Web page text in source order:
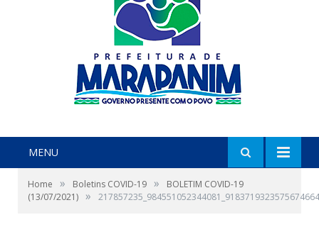
MENU
Home » Boletins COVID-19 »
BOLETIM COVID-19
(13/07/2021) »